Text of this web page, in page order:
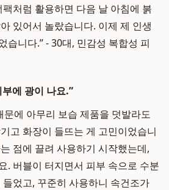
처럼 활용하면 다음 날 아침에 붉
있어서 놀랐습니다. 이제 제 인생
습니다.” - 30대, 민감성 복합성 피
에 광이 나요.”
문에 아무리 보습 제품을 덧발라도
고 화장이 들뜨는 게 고민이었습니
점에 끌려 사용하기 시작했는데,
. 버블이 터지면서 피부 속으로 수분
었고, 꾸준히 사용하니 속건조가